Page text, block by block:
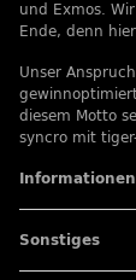
und Exmos.
Ende, denn
Unser
diesem Motto
syncro mit
Informationen
Sonstiges